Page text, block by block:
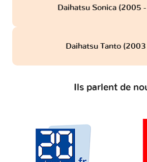
Daihatsu Sonica (2005
Daihatsu Tanto (2003
Ils parlent de